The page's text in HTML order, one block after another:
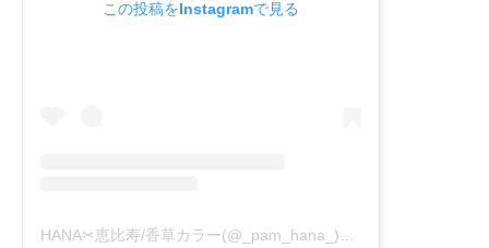
この投稿をInstagramで見る